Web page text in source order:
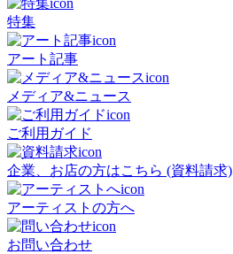
特集
アート記事
メディア&ニュース
ご利用ガイド
企業、お店の方はこちら (資料請求)
アーティストの方へ
お問い合わせ